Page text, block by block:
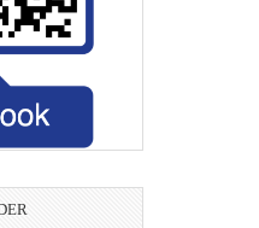
in Heidelberg
Steuerberater
- Umwelt